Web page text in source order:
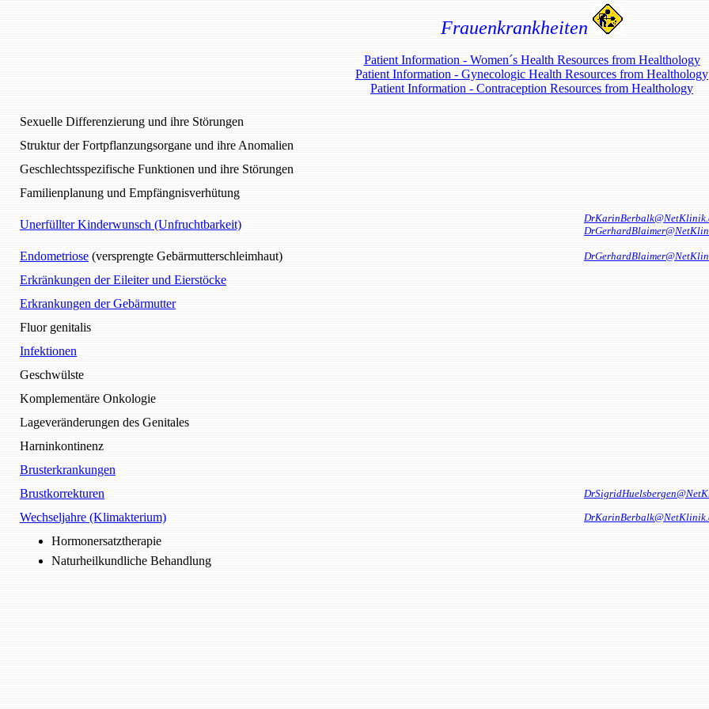
Frauenkrankheiten
Patient Information - Women´s Health Resources from Healthology
Patient Information - Gynecologic Health Resources from Healthology
Patient Information - Contraception Resources from Healthology
Sexuelle Differenzierung und ihre Störungen
Struktur der Fortpflanzungsorgane und ihre Anomalien
Geschlechtsspezifische Funktionen und ihre Störungen
Familienplanung und Empfängnisverhütung
Unerfüllter Kinderwunsch (Unfruchtbarkeit)
Endometriose (versprengte Gebärmutterschleimhaut)
Erkränkungen der Eileiter und Eierstöcke
Erkrankungen der Gebärmutter
Fluor genitalis
Infektionen
Geschwülste
Komplementäre Onkologie
Lageveränderungen des Genitales
Harninkontinenz
Brusterkrankungen
Brustkorrekturen
Wechseljahre (Klimakterium)
Hormonersatztherapie
Naturheilkundliche Behandlung